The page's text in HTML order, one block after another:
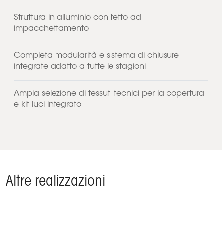
Struttura in alluminio con tetto ad
impacchettamento
Completa modularità e sistema di chiusure
integrate adatto a tutte le stagioni
Ampia selezione di tessuti tecnici per la copertura
e kit luci integrato
Altre realizzazioni